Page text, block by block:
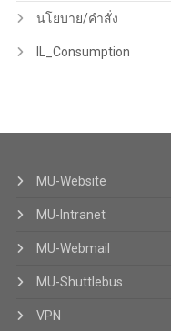
นโยบาย/คำสั่ง
IL_Consumption
MU-Website
MU-Intranet
MU-Webmail
MU-Shuttlebus
VPN